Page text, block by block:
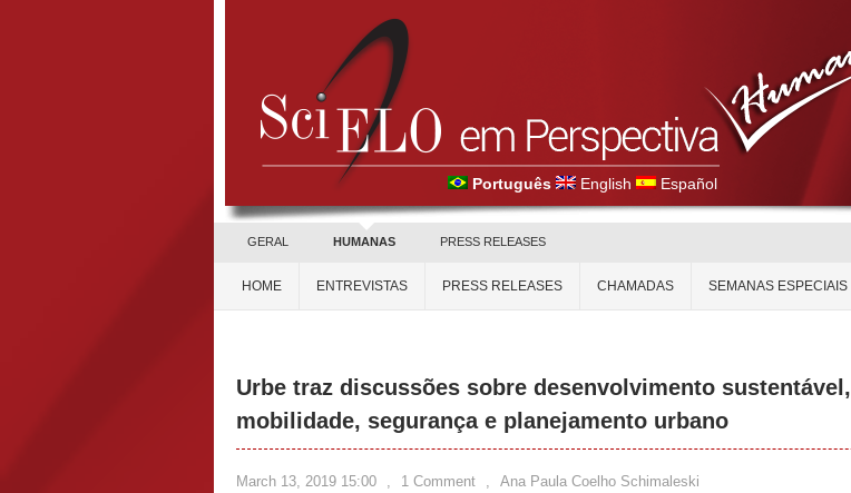
Português English Español
GERAL HUMANAS PRESS RELEASES
HOME ENTREVISTAS PRESS RELEASES CHAMADAS SEMANAS ESPECIAIS
Urbe traz discussões sobre desenvolvimento sustentável,
mobilidade, segurança e planejamento urbano
March 13, 2019 15:00 , 1 Comment , Ana Paula Coelho Schimaleski